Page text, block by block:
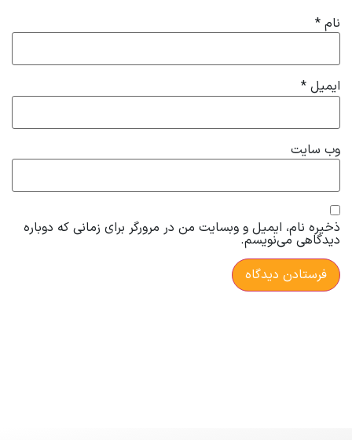
نام *
ایمیل *
وب‌ سایت
ذخیره نام، ایمیل و وبسایت من در مرورگر برای زمانی که دوباره
دیدگاهی می‌نویسم.